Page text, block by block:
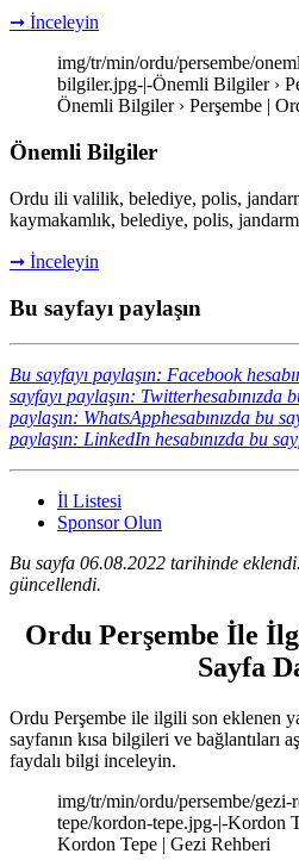
➞ İnceleyin
img/tr/min/ordu/persembe/
bilgiler.jpg-|-Önemli Bilgiler ›
Önemli Bilgiler › Perşembe |
Önemli Bilgiler
Ordu ili valilik, belediye, polis,
kaymakamlık, belediye, polis,
➞ İnceleyin
Bu sayfayı paylaşın
Bu sayfayı paylaşın: Facebook
sayfayı paylaşın: Twitterhesabınızda
paylaşın: WhatsApphesabınızda bu
paylaşın: LinkedIn hesabınızda bu
İl Listesi
Sponsor Olun
Bu sayfa 06.08.2022 tarihinde
güncellendi.
Ordu Perşembe İle
Sayfa
Ordu Perşembe ile ilgili son eklenen
sayfanın kısa bilgileri ve bağlantıları
faydalı bilgi inceleyin.
img/tr/min/ordu/persembe/gezi-
tepe/kordon-tepe.jpg-|-Kordon
Kordon Tepe | Gezi Rehberi